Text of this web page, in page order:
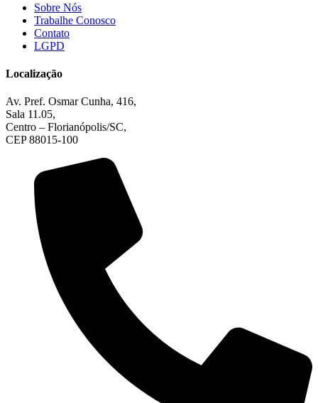
Sobre Nós
Trabalhe Conosco
Contato
LGPD
Localização
Av. Pref. Osmar Cunha, 416,
Sala 11.05,
Centro – Florianópolis/SC,
CEP 88015-100